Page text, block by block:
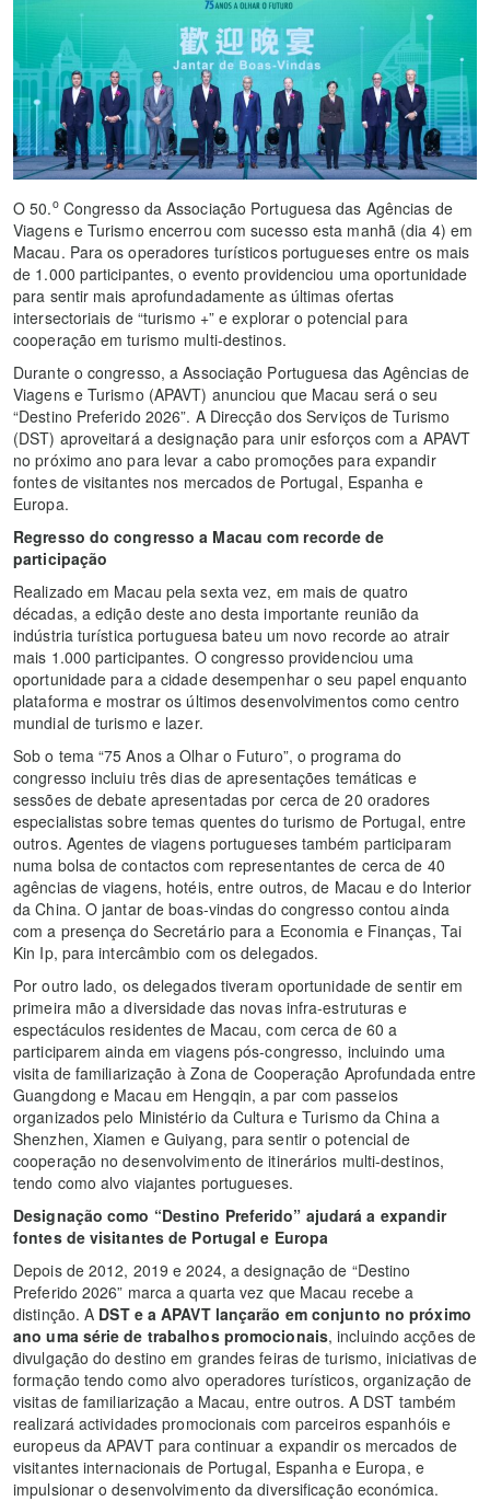
O 50.oCongresso da Associação Portuguesa das Agências de
Viagens e Turismo encerrou com sucesso esta manhã (dia 4) em
Macau. Para os operadores turísticos portugueses entre os mais
de 1.000 participantes, o evento providenciou uma oportunidade
para sentir mais aprofundadamente as últimas ofertas
intersectoriais de “turismo +” e explorar o potencial para
cooperação em turismo multi-destinos.
Durante o congresso, a Associação Portuguesa das Agências de
Viagens e Turismo (APAVT) anunciou que Macau será o seu
“Destino Preferido 2026”. A Direcção dos Serviços de Turismo
(DST) aproveitará a designação para unir esforços com a APAVT
no próximo ano para levar a cabo promoções para expandir
fontes de visitantes nos mercados de Portugal, Espanha e
Europa.
Regresso do congresso a Macau com recorde de
participação
Realizado em Macau pela sexta vez, em mais de quatro
décadas, a edição deste ano desta importante reunião da
indústria turística portuguesa bateu um novo recorde ao atrair
mais 1.000 participantes. O congresso providenciou uma
oportunidade para a cidade desempenhar o seu papel enquanto
plataforma e mostrar os últimos desenvolvimentos como centro
mundial de turismo e lazer.
Sob o tema “75 Anos a Olhar o Futuro”, o programa do
congresso incluiu três dias de apresentações temáticas e
sessões de debate apresentadas por cerca de 20 oradores
especialistas sobre temas quentes do turismo de Portugal, entre
outros. Agentes de viagens portugueses também participaram
numa bolsa de contactos com representantes de cerca de 40
agências de viagens, hotéis, entre outros, de Macau e do Interior
da China. O jantar de boas-vindas do congresso contou ainda
com a presença do Secretário para a Economia e Finanças, Tai
Kin Ip, para intercâmbio com os delegados.
Por outro lado, os delegados tiveram oportunidade de sentir em
primeira mão a diversidade das novas infra-estruturas e
espectáculos residentes de Macau, com cerca de 60 a
participarem ainda em viagens pós-congresso, incluindo uma
visita de familiarização à Zona de Cooperação Aprofundada entre
Guangdong e Macau em Hengqin, a par com passeios
organizados pelo Ministério da Cultura e Turismo da China a
Shenzhen, Xiamen e Guiyang, para sentir o potencial de
cooperação no desenvolvimento de itinerários multi-destinos,
tendo como alvo viajantes portugueses.
Designação como “Destino Preferido” ajudará a expandir
fontes de visitantes de Portugal e Europa
Depois de 2012, 2019 e 2024, a designação de “Destino
Preferido 2026” marca a quarta vez que Macau recebe a
distinção. A DST e a APAVT lançarão em conjunto no próximo
ano uma série de trabalhos promocionais, incluindo acções de
divulgação do destino em grandes feiras de turismo, iniciativas de
formação tendo como alvo operadores turísticos, organização de
visitas de familiarização a Macau, entre outros. A DST também
realizará actividades promocionais com parceiros espanhóis e
europeus da APAVT para continuar a expandir os mercados de
visitantes internacionais de Portugal, Espanha e Europa, e
impulsionar o desenvolvimento da diversificação económica.